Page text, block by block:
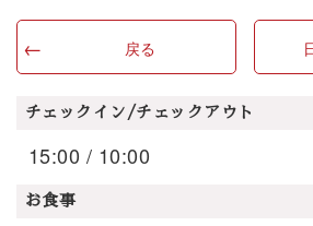
戻る
チェックイン/チェックアウト
15:00 / 10:00
お食事